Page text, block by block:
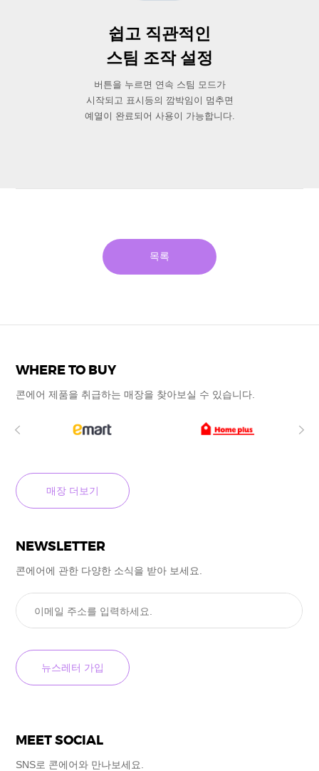
쉽고 직관적인
스팀 조작 설정
버튼을 누르면 연속 스팀 모드가
시작되고 표시등의 깜박임이 멈추면
예열이 완료되어 사용이 가능합니다.
목록
WHERE TO BUY
콘에어 제품을 취급하는 매장을 찾아보실 수 있습니다.
매장 더보기
NEWSLETTER
콘에어에 관한 다양한 소식을 받아 보세요.
MEET SOCIAL
SNS로 콘에어와 만나보세요.